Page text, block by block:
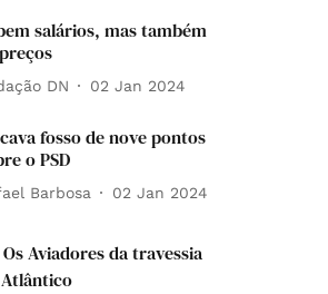
salários, mas também
DN 02 Jan 2024
fosso de nove pontos
o PSD
Barbosa 02 Jan 2024
Os Aviadores da travessia